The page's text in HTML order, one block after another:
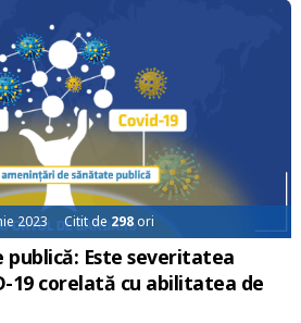
2023 Citit de298ori
publică: Este severitatea
19 corelată cu abilitatea de